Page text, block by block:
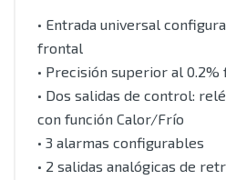
• Entrada universal
frontal
• Precisión superior al 0.2%
• Dos salidas de control:
con función Calor/Frío
• 3 alarmas configurables
• 2 salidas analógicas de